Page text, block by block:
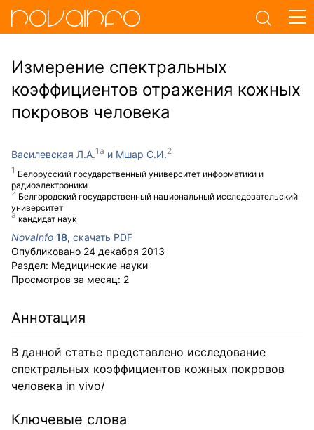
Измерение спектральных
коэффициентов отражения кож­ных
покровов человека
Василевская Л.А.
Белорусский государственный университет информатики и
радиоэлектроники
кандидат наук
Мшар С.И.
Белгородский государственный национальный исследовательский
университет
NovaInfo 18, скачать PDF
Опубликовано 24 декабря 2013
Раздел: Медицинские науки
Просмотров за месяц: 2
Аннотация
В данной статье представлено исследование
спектральных коэффициентов кожных покровов
человека in vivo/
Ключевые слова